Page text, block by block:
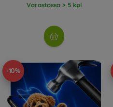
Varastossa > 5 kpl
-10%